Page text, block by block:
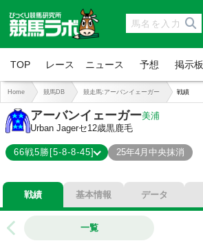
TOP レース ニュース 予想 掲示板
Home 競馬DB 競走馬:アーバンイェーガー 戦績
アーバンイェーガー美浦
Urban Jagerセ12歳黒鹿毛
66戦5勝[5-8-8-45]
25年4月中央抹消
総合成績
複勝
戦績 基本情報 データ
一覧